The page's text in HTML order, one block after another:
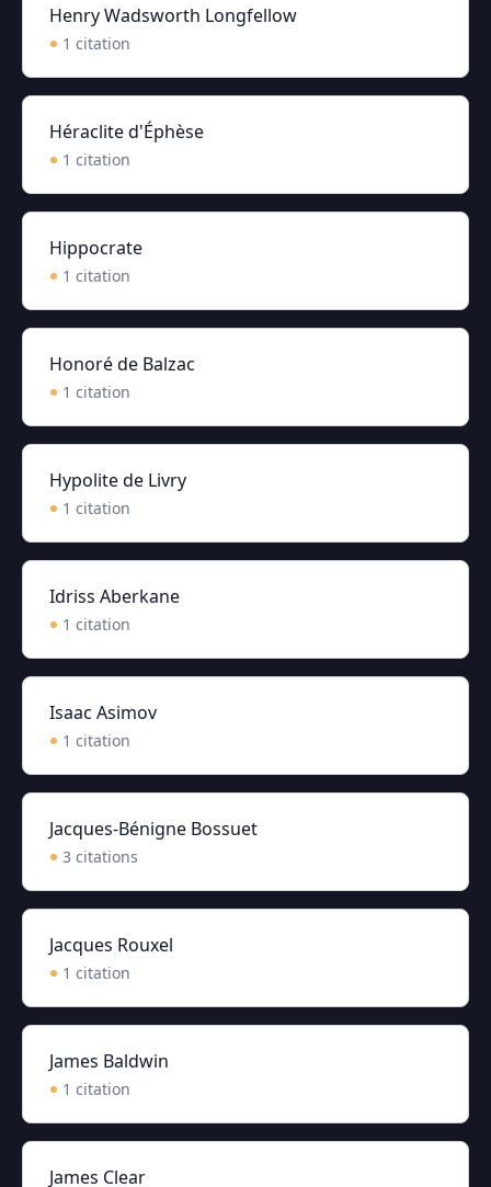
Henry Wadsworth Longfellow
1 citation
Héraclite d'Éphèse
1 citation
Hippocrate
1 citation
Honoré de Balzac
1 citation
Hypolite de Livry
1 citation
Idriss Aberkane
1 citation
Isaac Asimov
1 citation
Jacques-Bénigne Bossuet
3 citations
Jacques Rouxel
1 citation
James Baldwin
1 citation
James Clear